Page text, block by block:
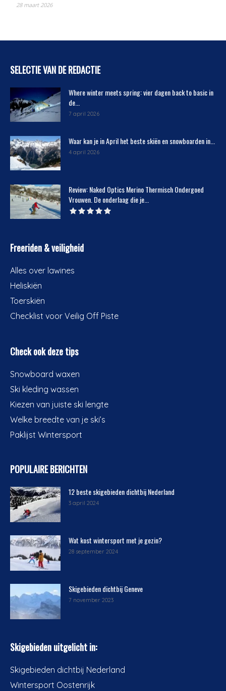
28 maart 2026
SELECTIE VAN DE REDACTIE
Where winter meets spring: vier dagen back to basic in
de...
7 april 2026
Waar kan je in April het beste skiën en snowboarden in...
4 april 2026
Review: Naked Optics Merino Thermisch Ondergoed
Vrouwen. De onderlaag die je...
Freeriden & veiligheid
Alles over lawines
Heliskiën
Toerskiën
Checklist voor Veilig Off Piste
Check ook deze tips
Snowboard waxen
Ski kleding wassen
Kiezen van juiste ski lengte
Welke breedte van je ski’s
Paklijst Wintersport
POPULAIRE BERICHTEN
12 beste skigebieden dichtbij Nederland
3 april 2024
Wat kost wintersport met je gezin?
28 september 2024
Skigebieden dichtbij Geneve
7 november 2023
Skigebieden uitgelicht in:
Skigebieden dichtbij Nederland
Wintersport Oostenrijk